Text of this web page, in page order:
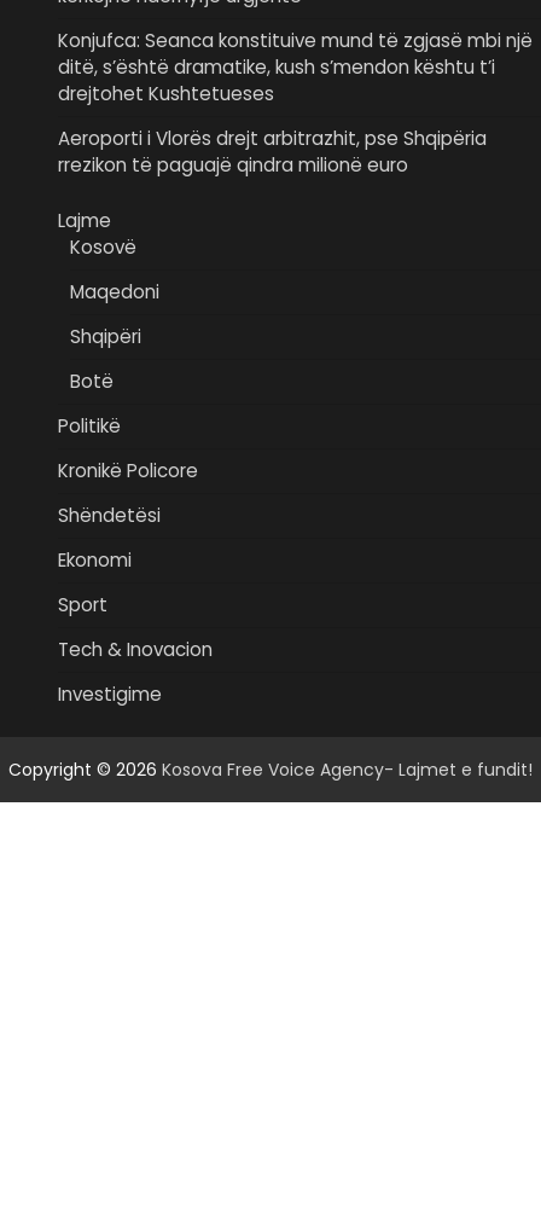
Konjufca: Seanca konstituive mund të zgjasë mbi një
ditë, s’është dramatike, kush s’mendon kështu t’i
drejtohet Kushtetueses
Aeroporti i Vlorës drejt arbitrazhit, pse Shqipëria
rrezikon të paguajë qindra milionë euro
Lajme
Kosovë
Maqedoni
Shqipëri
Botë
Politikë
Kronikë Policore
Shëndetësi
Ekonomi
Sport
Tech & Inovacion
Investigime